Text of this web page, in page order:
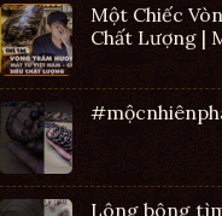
Một Chiếc
Chất Lượng |
Lông bông